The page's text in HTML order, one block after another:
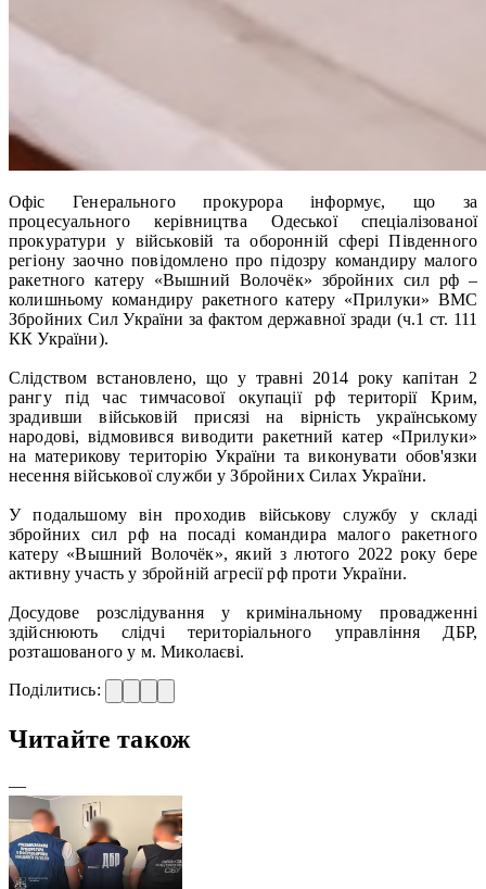
Офіс Генерального прокурора інформує, що за
процесуального керівництва Одеської спеціалізованої
прокуратури у військовій та оборонній сфері Південного
регіону заочно повідомлено про підозру командиру малого
ракетного катеру «Вышний Волочёк» збройних сил рф ‒
колишньому командиру ракетного катеру «Прилуки» ВМС
Збройних Сил України за фактом державної зради (ч.1 ст. 111
КК України).
Слідством встановлено, що у травні 2014 року капітан 2
рангу під час тимчасової окупації рф території Крим,
зрадивши військовій присязі на вірність українському
народові, відмовився виводити ракетний катер «Прилуки»
на материкову територію України та виконувати обов'язки
несення військової служби у Збройних Силах України.
У подальшому він проходив військову службу у складі
збройних сил рф на посаді командира малого ракетного
катеру «Вышний Волочёк», який з лютого 2022 року бере
активну участь у збройній агресії рф проти України.
Досудове розслідування у кримінальному провадженні
здійснюють слідчі територіального управління ДБР,
розташованого у м. Миколаєві.
Поділитись:
Читайте також
—